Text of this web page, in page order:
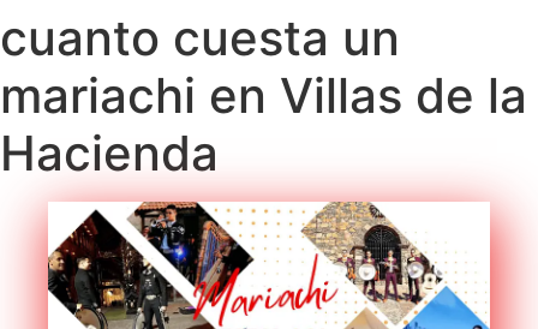
cuanto cuesta un
mariachi en Villas de la
Hacienda